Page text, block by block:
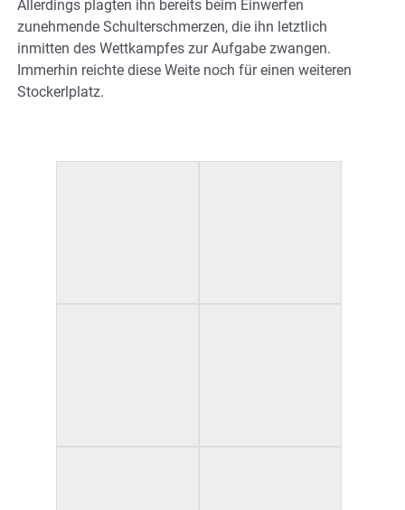
Allerdings plagten ihn bereits beim Einwerfen
zunehmende Schulterschmerzen, die ihn letztlich
inmitten des Wettkampfes zur Aufgabe zwangen.
Immerhin reichte diese Weite noch für einen weiteren
Stockerlplatz.